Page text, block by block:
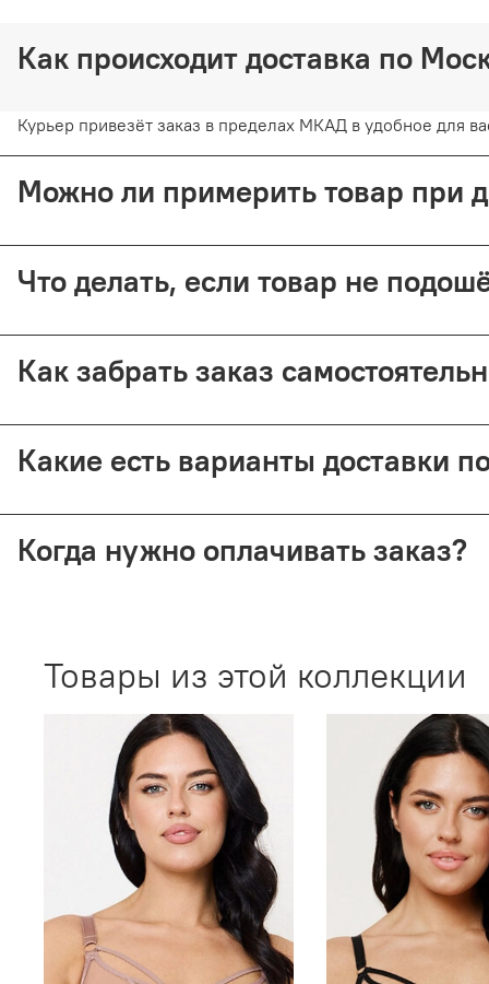
Как происходит доставка по
Курьер привезёт заказ в пределах МКАД в удобное для
Можно ли примерить товар при
Что делать, если товар не
Как забрать заказ
Какие есть варианты доставки
Когда нужно оплачивать заказ?
Товары из этой коллекции